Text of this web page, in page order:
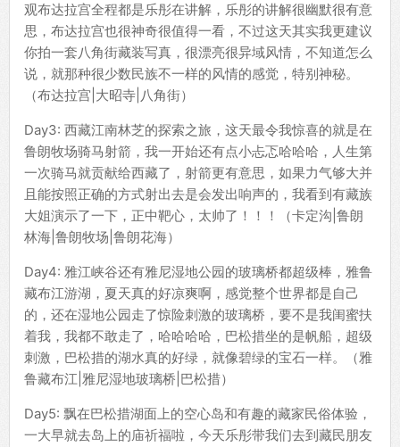
观布达拉宫全程都是乐彤在讲解，乐彤的讲解很幽默很有意
思，布达拉宫也很神奇很值得一看，不过这天其实我更建议
你拍一套八角街藏装写真，很漂亮很异域风情，不知道怎么
说，就那种很少数民族不一样的风情的感觉，特别神秘。
（布达拉宫|大昭寺|八角街）
Day3: 西藏江南林芝的探索之旅，这天最令我惊喜的就是在
鲁朗牧场骑马射箭，我一开始还有点小忐忑哈哈哈，人生第
一次骑马就贡献给西藏了，射箭更有意思，如果力气够大并
且能按照正确的方式射出去是会发出响声的，我看到有藏族
大姐演示了一下，正中靶心，太帅了！！！（卡定沟|鲁朗
林海|鲁朗牧场|鲁朗花海）
Day4: 雅江峡谷还有雅尼湿地公园的玻璃桥都超级棒，雅鲁
藏布江游湖，夏天真的好凉爽啊，感觉整个世界都是自己
的，还在湿地公园走了惊险刺激的玻璃桥，要不是我闺蜜扶
着我，我都不敢走了，哈哈哈哈，巴松措坐的是帆船，超级
刺激，巴松措的湖水真的好绿，就像碧绿的宝石一样。（雅
鲁藏布江|雅尼湿地玻璃桥|巴松措）
Day5: 飘在巴松措湖面上的空心岛和有趣的藏家民俗体验，
一大早就去岛上的庙祈福啦，今天乐彤带我们去到藏民朋友